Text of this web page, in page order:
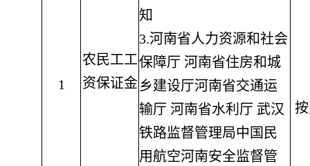
1
农民工工
资保证金
知
3.河南省人力资源和社会
保障厅 河南省住房和城
乡建设厅河南省交通运
输厅 河南省水利厅 武汉
铁路监督管理局中国民
用航空河南安全监督管